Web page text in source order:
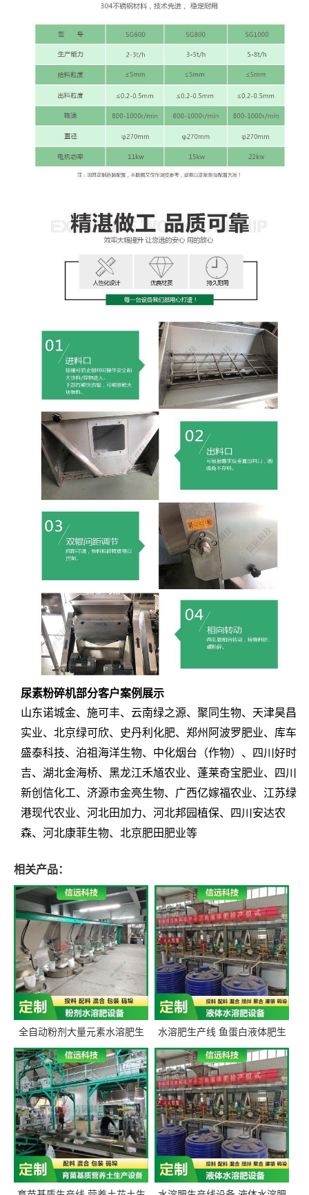
尿素粉碎机部分客户案例展示
山东诺城金、施可丰、云南绿之源、聚同生物、天津昊昌
实业、北京绿可欣、史丹利化肥、郑州阿波罗肥业、库车
盛泰科技、泊祖海洋生物、中化烟台（作物）、四川好时
吉、湖北金海桥、黑龙江禾馗农业、蓬莱奇宝肥业、四川
新创信化工、济源市金亮生物、广西亿嫁福农业、江苏绿
港现代农业、河北田加力、河北邦园植保、四川安达农
森、河北康菲生物、北京肥田肥业等
相关产品：
全自动粉剂大量元素水溶肥生
产设备 信远科技肥料生产设备
源头厂家
水溶肥生产线 鱼蛋白液体肥生
产设备 氨基酸液态肥全套设备